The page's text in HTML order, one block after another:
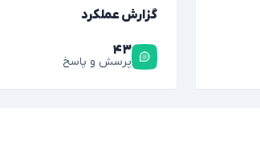
گزارش عملکرد
۴۳
پرسش و پاسخ